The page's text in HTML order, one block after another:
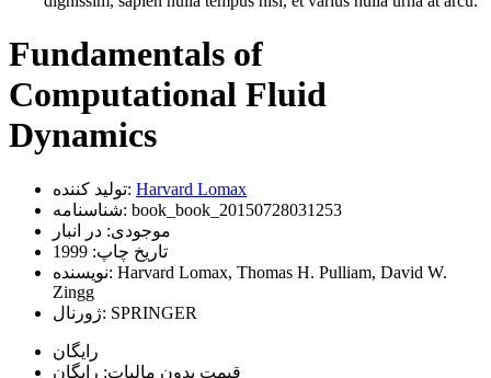
Fundamentals of
Computational Fluid
Dynamics
تولید کننده: Harvard Lomax
شناسنامه: book_book_20150728031253
موجودی: در انبار
تاریخ چاپ: 1999
نویسنده: Harvard Lomax, Thomas H. Pulliam, David W.
Zingg
ژورنال: SPRINGER
رایگان
قیمت بدون مالیات: رایگان